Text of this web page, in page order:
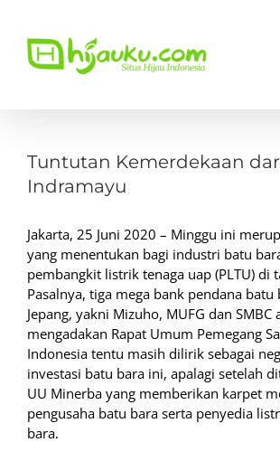
content
Larger
Image
Tuntutan Kemerdekaan
Indramayu
Jakarta, 25 Juni 2020 – Minggu ini
yang menentukan bagi industri batu
pembangkit listrik tenaga uap (PLTU) di
Pasalnya, tiga mega bank pendana batu
Jepang, yakni Mizuho, MUFG dan SMBC
mengadakan Rapat Umum Pemegang
Indonesia tentu masih dilirik sebagai
investasi batu bara ini, apalagi setelah
UU Minerba yang memberikan karpet
pengusaha batu bara serta penyedia
bara.